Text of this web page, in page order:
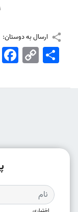
ارسال به دوستان:
Copy
Link
اشتراک